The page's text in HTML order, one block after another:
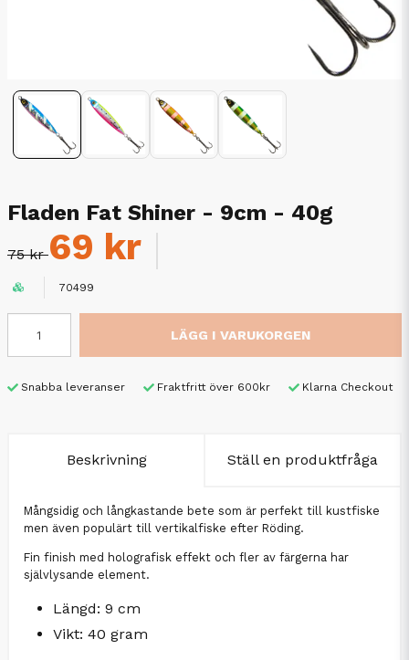
Fladen Fat Shiner - 9cm - 40g
75 kr69 kr
70499
LÄGG I VARUKORGEN
Snabba leveranser Fraktfritt över 600kr Klarna Checkout
Beskrivning Ställ en produktfråga
Mångsidig och långkastande bete som är perfekt till kustfiske
men även populärt till vertikalfiske efter Röding.
Fin finish med holografisk effekt och fler av färgerna har
självlysande element.
Längd: 9 cm
Vikt: 40 gram